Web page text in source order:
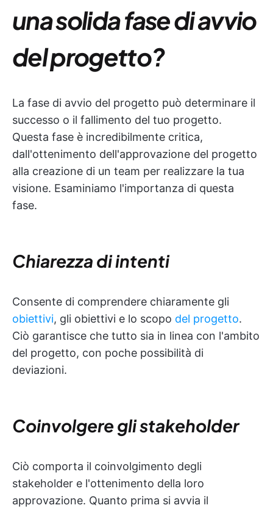
una solida fase di avvio
del progetto?
La fase di avvio del progetto può determinare il
successo o il fallimento del tuo progetto.
Questa fase è incredibilmente critica,
dall'ottenimento dell'approvazione del progetto
alla creazione di un team per realizzare la tua
visione. Esaminiamo l'importanza di questa
fase.
Chiarezza di intenti
Consente di comprendere chiaramente gli
obiettivi, gli obiettivi e lo scopo del progetto.
Ciò garantisce che tutto sia in linea con l'ambito
del progetto, con poche possibilità di
deviazioni.
Coinvolgere gli stakeholder
Ciò comporta il coinvolgimento degli
stakeholder e l'ottenimento della loro
approvazione. Quanto prima si avvia il